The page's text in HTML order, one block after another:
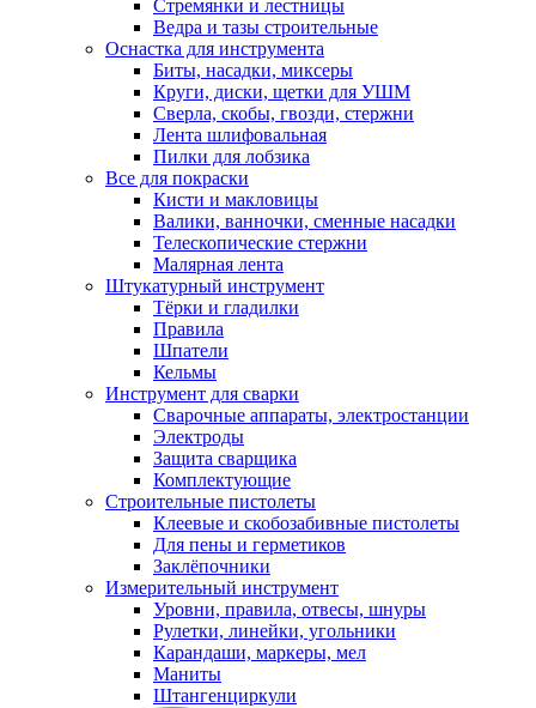
Стремянки и лестницы
Ведра и тазы строительные
Оснастка для инструмента
Биты, насадки, миксеры
Круги, диски, щетки для УШМ
Сверла, скобы, гвозди, стержни
Лента шлифовальная
Пилки для лобзика
Все для покраски
Кисти и макловицы
Валики, ванночки, сменные насадки
Телескопические стержни
Малярная лента
Штукатурный инструмент
Тёрки и гладилки
Правила
Шпатели
Кельмы
Инструмент для сварки
Сварочные аппараты, электростанции
Электроды
Защита сварщика
Комплектующие
Строительные пистолеты
Клеевые и скобозабивные пистолеты
Для пены и герметиков
Заклёпочники
Измерительный инструмент
Уровни, правила, отвесы, шнуры
Рулетки, линейки, угольники
Карандаши, маркеры, мел
Маниты
Штангенциркули